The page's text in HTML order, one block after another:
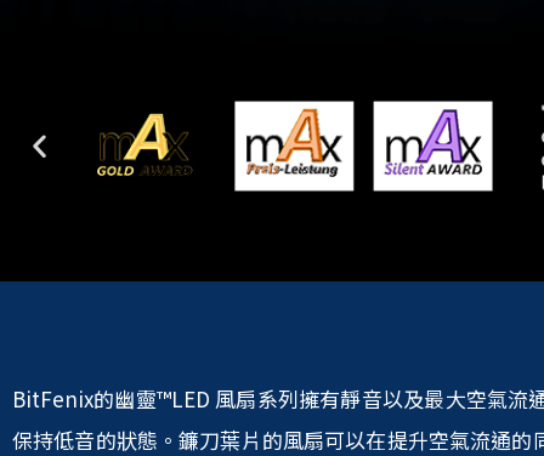
BitFenix的幽靈™LED 風扇系列擁有靜音以及最大空氣流
保持低音的狀態。鐮刀葉片的風扇可以在提升空氣流通